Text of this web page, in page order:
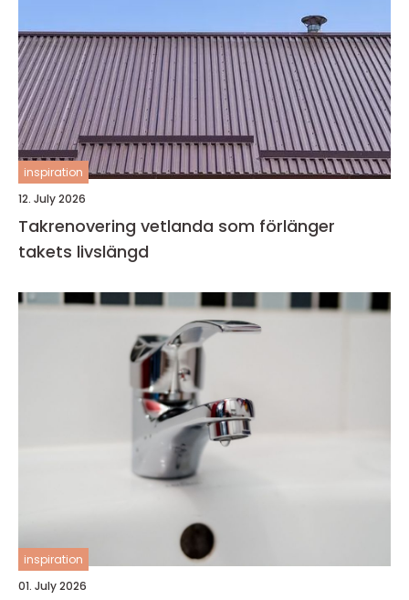
inspiration
12. July 2026
Takrenovering vetlanda som förlänger
takets livslängd
inspiration
01. July 2026